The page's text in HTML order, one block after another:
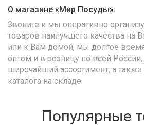
О магазине «Мир Посуды»:
Звоните и мы оперативно
товаров наилучшего качества на
или к Вам домой, мы долгое
оптом и в розницу по всей
широчайший ассортимент, а
каталога на складе.
Популярные